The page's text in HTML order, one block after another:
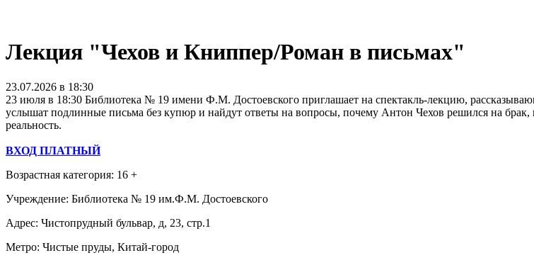
Лекция "Чехов и Книппер/Роман в письмах"
23.07.2026 в 18:30
23 июля в 18:30 Библиотека № 19 имени Ф.М. Достоевского приглашает на спектакль-лекцию,
услышат подлинные письма без купюр и найдут ответы на вопросы, почему Антон Чехов решился на
реальность.
ВХОД ПЛАТНЫЙ
Возрастная категория: 16 +
Учреждение: Библиотека № 19 им.Ф.М. Достоевского
Адрес: Чистопрудный бульвар, д, 23, стр.1
Метро: Чистые пруды, Китай-город